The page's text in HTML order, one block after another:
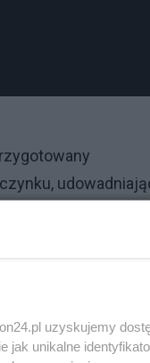
II Wojny
Rzezi
uzyskujemy
jak unikalne